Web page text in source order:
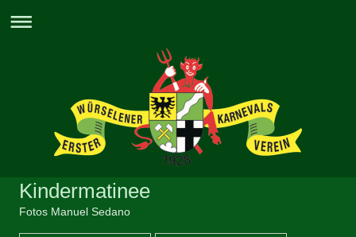
Kindermatinee
Fotos Manuel Sedano